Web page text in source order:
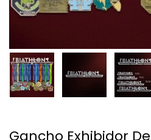
Gancho Exhibidor De Medallas